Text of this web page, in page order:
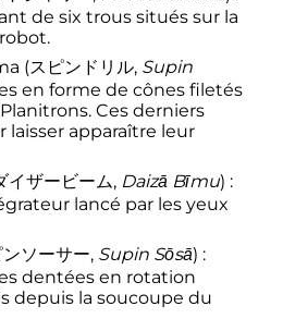
de six trous situés sur la
(スピンドリル, Supin
en forme de cônes filetés
Ces derniers
laisser apparaître leur
イザービーム, Daizā Bīmu) :
lancé par les yeux
ソーサー, Supin Sōsā) :
dentées en rotation
depuis la soucoupe du